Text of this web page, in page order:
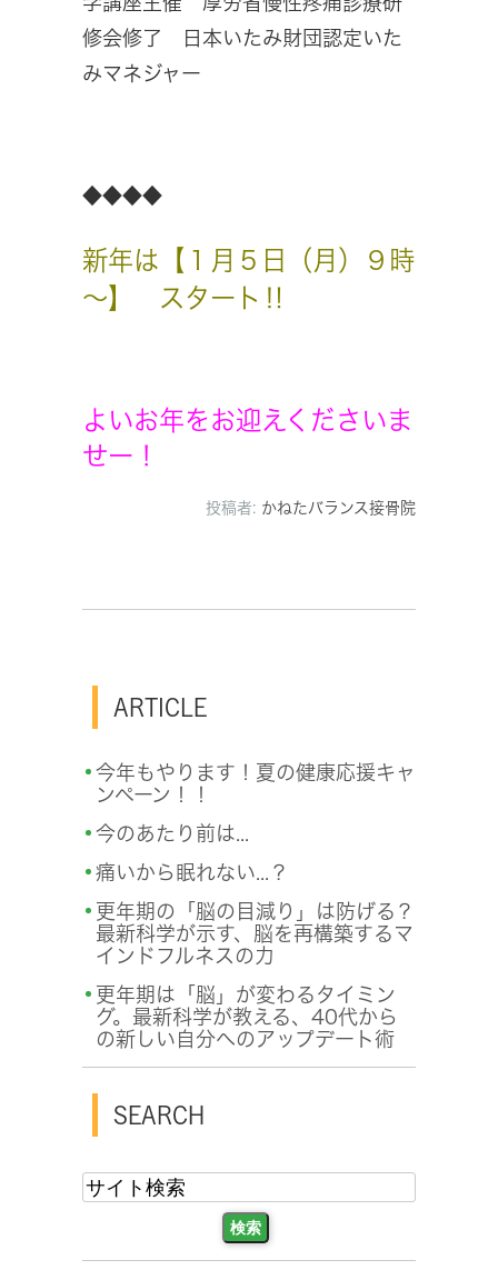
修会修了 日本いたみ財団認定いた
みマネジャー
◆◆◆◆
新年は【１月５日（月）９時
～】 スタート‼
よいお年をお迎えくださいま
せー！
投稿者: かねたバランス接骨院
ARTICLE
今年もやります！夏の健康応援キャ
ンペーン！！
今のあたり前は...
痛いから眠れない...？
更年期の「脳の目減り」は防げる？
最新科学が示す、脳を再構築するマ
インドフルネスの力
更年期は「脳」が変わるタイミン
グ。最新科学が教える、40代から
の新しい自分へのアップデート術
SEARCH